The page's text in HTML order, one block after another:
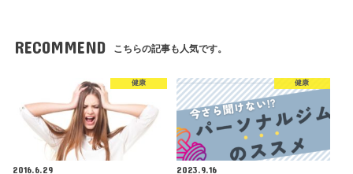
RECOMMEND こちらの記事も人気です。
健康
2016.6.29
健康
2023.9.16